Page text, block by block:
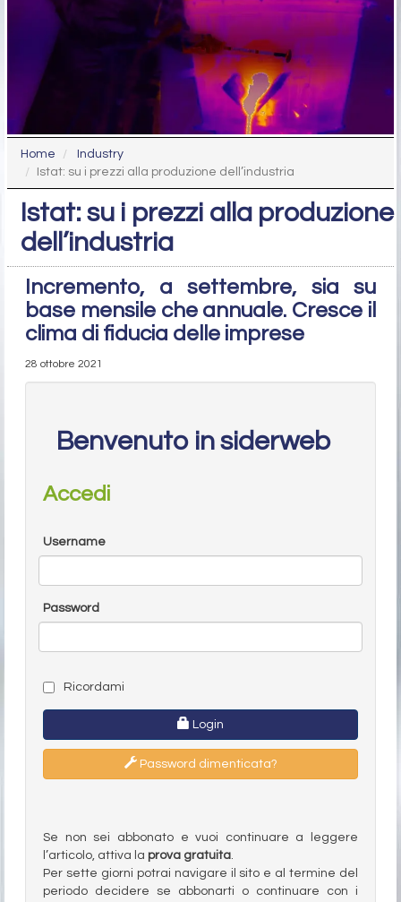
Home
Industry
Istat: su i prezzi alla produzione dell’industria
Istat: su i prezzi alla produzione
dell’industria
Incremento, a settembre, sia su
base mensile che annuale. Cresce il
clima di fiducia delle imprese
28 ottobre 2021
Benvenuto in siderweb
Accedi
Username
Password
Ricordami
Login
Password dimenticata?
Se non sei abbonato e vuoi continuare a leggere
l’articolo, attiva la prova gratuita.
Per sette giorni potrai navigare il sito e al termine del
periodo decidere se abbonarti o continuare con i